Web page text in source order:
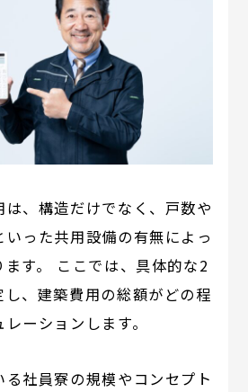
は、構造だけでなく、戸数や
った共用設備の有無によっ
す。 ここでは、具体的な2
し、建築費用の総額がどの程
ーションします。
る社員寮の規模やコンセプト